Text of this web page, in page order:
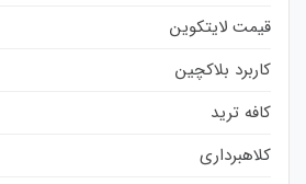
قیمت لایتکوین
کاربرد بلاکچین
کافه ترید
کلاهبرداری